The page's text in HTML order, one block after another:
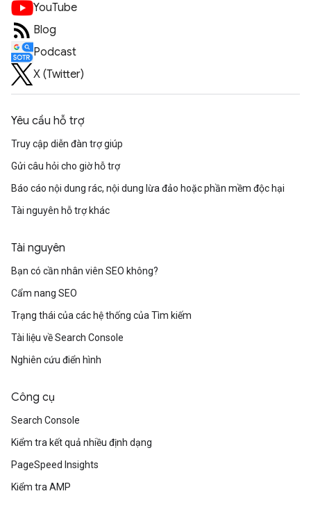
YouTube
Blog
Podcast
X (Twitter)
Yêu cầu hỗ trợ
Truy cập diễn đàn trợ giúp
Gửi câu hỏi cho giờ hỗ trợ
Báo cáo nội dung rác, nội dung lừa đảo hoặc phần mềm độc hại
Tài nguyên hỗ trợ khác
Tài nguyên
Bạn có cần nhân viên SEO không?
Cẩm nang SEO
Trạng thái của các hệ thống của Tìm kiếm
Tài liệu về Search Console
Nghiên cứu điển hình
Công cụ
Search Console
Kiểm tra kết quả nhiều định dạng
PageSpeed Insights
Kiểm tra AMP